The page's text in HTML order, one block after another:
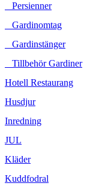
Persienner
Gardinomtag
Gardinstänger
Tillbehör Gardiner
Hotell Restaurang
Husdjur
Inredning
JUL
Kläder
Kuddfodral